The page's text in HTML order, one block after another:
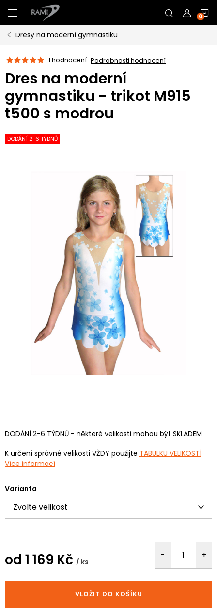
na
obsah
Dresy na moderní gymnastiku
1 hodnocení Podrobnosti hodnocení
Dres na moderní
gymnastiku - trikot M915
t500 s modrou
DODÁNÍ 2-6 TÝDNŮ
DODÁNÍ 2-6 TÝDNŮ - některé velikosti mohou být SKLADEM
K určení správné velikosti VŽDY použijte TABULKU VELIKOSTÍ
Více informací
Varianta
od 1 169 Kč / ks
cena:
VLOŽIT DO KOŠÍKU